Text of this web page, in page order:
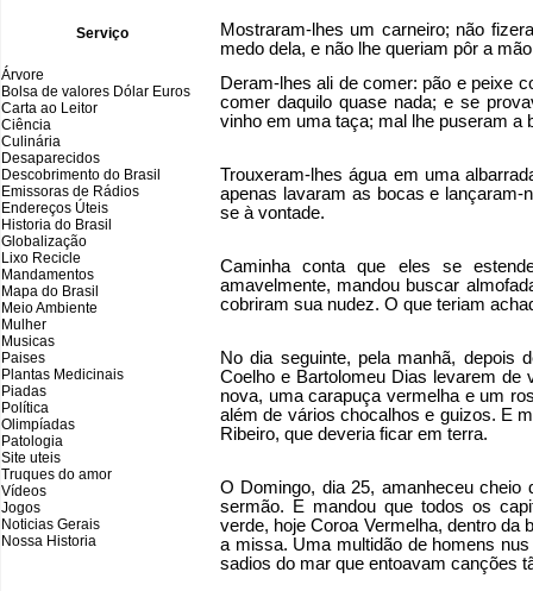
Serviço
Árvore
Bolsa de valores Dólar Euros
Carta ao Leitor
Ciência
Culinária
Desaparecidos
Descobrimento do Brasil
Emissoras de Rádios
Endereços Úteis
Historia do Brasil
Globalização
Lixo Recicle
Mandamentos
Mapa do Brasil
Meio Ambiente
Mulher
Musicas
Paises
Plantas Medicinais
Piadas
Política
Olimpíadas
Patologia
Site uteis
Truques do amor
Vídeos
Jogos
Noticias Gerais
Nossa Historia
Mostraram-lhes um carneiro; não
medo dela, e não lhe queriam pôr a
Deram-lhes ali de comer: pão e peixe
comer daquilo quase nada; e se
vinho em uma taça; mal lhe puseram a
Trouxeram-lhes água em uma
apenas lavaram as bocas e
se à vontade.
Caminha conta que eles se
amavelmente, mandou buscar
cobriram sua nudez. O que teriam
No dia seguinte, pela manhã, depois
Coelho e Bartolomeu Dias levarem
nova, uma carapuça vermelha e um
além de vários chocalhos e guizos. E
Ribeiro, que deveria ficar em terra.
O Domingo, dia 25, amanheceu
sermão. E mandou que todos os
verde, hoje Coroa Vermelha, dentro da
a missa. Uma multidão de homens
sadios do mar que entoavam canções